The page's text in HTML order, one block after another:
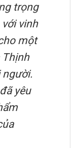
trọng
vinh
một
Thịnh
người.
yêu